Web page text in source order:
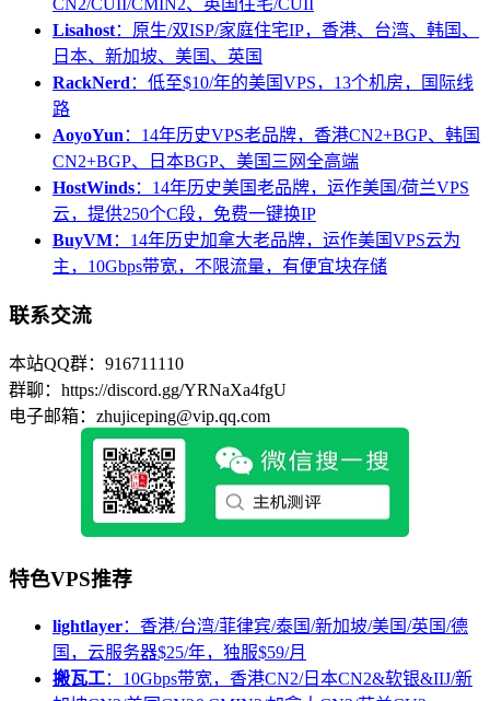
CN2/CUII/CMIN2、英国住宅/CUII
Lisahost：原生/双ISP/家庭住宅IP，香港、台湾、韩国、
日本、新加坡、美国、英国
RackNerd：低至$10/年的美国VPS，13个机房，国际线
路
AoyoYun：14年历史VPS老品牌，香港CN2+BGP、韩国
CN2+BGP、日本BGP、美国三网全高端
HostWinds：14年历史美国老品牌，运作美国/荷兰VPS
云，提供250个C段，免费一键换IP
BuyVM：14年历史加拿大老品牌，运作美国VPS云为
主，10Gbps带宽，不限流量，有便宜块存储
联系交流
本站QQ群：916711110
群聊：https://discord.gg/YRNaXa4fgU
电子邮箱：zhujiceping@vip.qq.com
特色VPS推荐
lightlayer：香港/台湾/菲律宾/泰国/新加坡/美国/英国/德
国，云服务器$25/年，独服$59/月
搬瓦工：10Gbps带宽，香港CN2/日本CN2&软银&IIJ/新